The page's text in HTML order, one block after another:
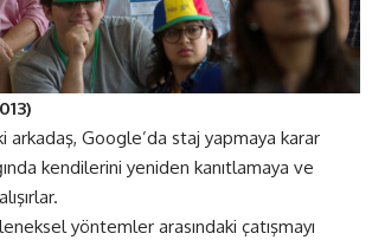
arkadaş, Google’da staj yapmaya karar
kendilerini yeniden kanıtlamaya ve
yöntemler arasındaki çatışmayı